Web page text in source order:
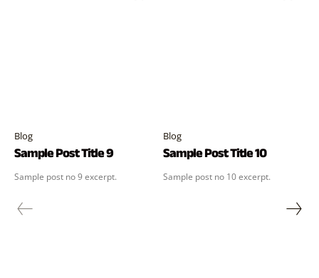
Blog
Sample Post Title 9
Sample post no 9 excerpt.
Blog
Sample Post Title 10
Sample post no 10 excerpt.